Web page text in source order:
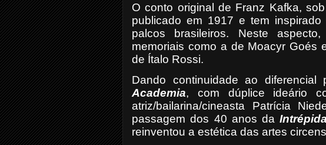
O conto original de Franz Kafka,
publicado em 1917 e tem
palcos brasileiros. Neste
memoriais como a de Moacyr Goés
de Ítalo Rossi.
Dando continuidade ao diferencial
Academia, com dúplice ideário
atriz/bailarina/cineasta Patrícia
passagem dos 40 anos da
reinventou a estética das artes